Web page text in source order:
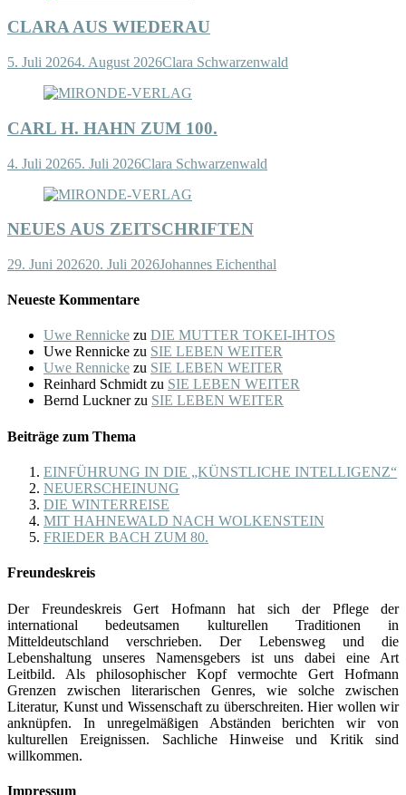
CLARA AUS WIEDERAU
5. Juli 20264. August 2026Clara Schwarzenwald
CARL H. HAHN ZUM 100.
4. Juli 20265. Juli 2026Clara Schwarzenwald
NEUES AUS ZEITSCHRIFTEN
29. Juni 202620. Juli 2026Johannes Eichenthal
Neueste Kommentare
Uwe Rennicke zu DIE MUTTER TOKEI-IHTOS
Uwe Rennicke zu SIE LEBEN WEITER
Uwe Rennicke zu SIE LEBEN WEITER
Reinhard Schmidtzu SIE LEBEN WEITER
Bernd Lucknerzu SIE LEBEN WEITER
Beiträge zum Thema
EINFÜHRUNG IN DIE „KÜNSTLICHE INTELLIGENZ“
NEUERSCHEINUNG
DIE WINTERREISE
MIT HAHNEWALD NACH WOLKENSTEIN
FRIEDER BACH ZUM 80.
Freundeskreis
Der Freundeskreis Gert Hofmann hat sich der Pflege der
international bedeutsamen kulturellen Traditionen in
Mitteldeutschland verschrieben. Der Lebensweg und die
Lebenshaltung unseres Namensgebers ist uns dabei eine Art
Leitbild. Als philosophischer Kopf vermochte Gert Hofmann
Grenzen zwischen literarischen Genres, wie solche zwischen
Literatur, Kunst und Wissenschaft zu überschreiten. Hier wollen wir
anknüpfen. In unregelmäßigen Abständen berichten wir von
kulturellen Ereignissen. Sachliche Hinweise und Kritik sind
willkommen.
Impressum